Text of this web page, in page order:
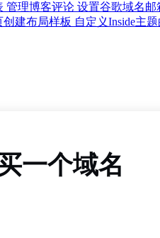
管理博客评论 设置谷歌域名邮
建布局样板 自定义Inside主
一个域名